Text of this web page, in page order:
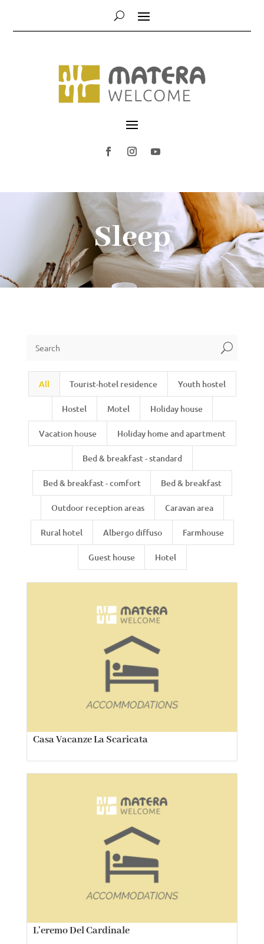
Sleep
U
All Tourist-hotel residence Youth hostel
Hostel Motel Holiday house
Vacation house Holiday home and apartment
Bed & breakfast - standard
Bed & breakfast - comfort Bed & breakfast
Outdoor reception areas Caravan area
Rural hotel Albergo diffuso Farmhouse
Guest house Hotel
Casa Vacanze La Scaricata
L’eremo Del Cardinale